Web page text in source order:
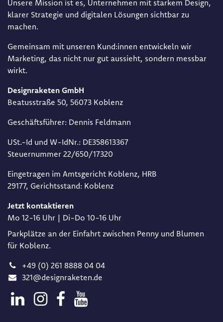
Unsere Mission ist es, Unternehmen mit starkem Design,
klarer Strategie und digitalen Lösungen sichtbar zu
machen.
Gemeinsam mit unseren Kund:innen entwickeln wir
Marketing, das nicht nur gut aussieht, sondern messbar
wirkt.
Designraketen GmbH
Beat​usstraße 50, 56073 Koblenz
Geschäftsführer: Dennis Feldmann​
USt.-Id und W-IdNr.: DE358613367​
Steuernummer 22/650/17320​
Eingetragen im Amtsgericht Koblenz, HRB
29177, Gerichtsstand: Koblenz
Jetzt kontaktieren
Mo 12-16 Uhr | Di-Do 10-16 Uhr
Parkplätze an der Einfahrt zwischen Penny und Blumen
für Koblenz.
+49 (0) 261 8888 04 04
321@designraketen.de